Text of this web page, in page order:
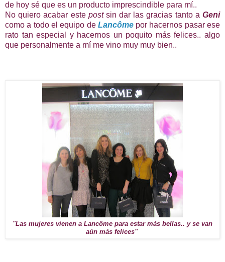
de hoy sé que es un producto imprescindible para mí..
No quiero acabar este post sin dar las gracias tanto aGeni
como a todo el equipo de Lancômepor hacernos pasar ese
rato tan especial y hacernos un poquito más felices.. algo
que personalmente a mí me vino muy muy bien..
"Las mujeres vienen a Lancôme para estar más bellas.. y se van
aún más felices"